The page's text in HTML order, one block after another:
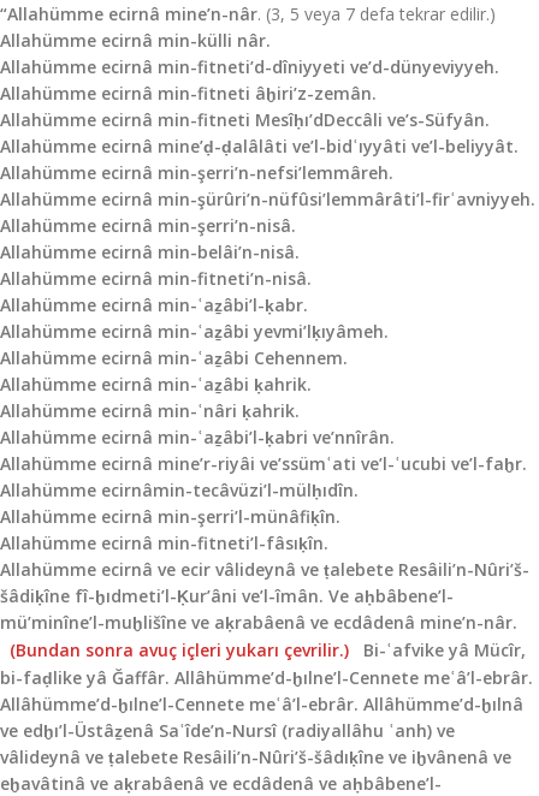
“Allahümme ecirnâ mine’n-nâr. (3, 5 veya 7 de­fa tekrar edilir.)
Allahümme ecirnâ min-külli nâr.
Allahümme ecirnâ min-fitneti’d-dîniyyeti ve’d-dünyeviyyeh.
Allahümme ecirnâ min-fitneti âḫiri’z-zemân.
Allahümme ecirnâ min-fitneti Mesîḥı’dDeccâli ve’s-Süfyân.
Allahümme ecirnâ mine’ḍ-ḍalâlâti ve’l-bidʿıyyâti ve’l-beliyyât.
Allahümme ecirnâ min-şerri’n-nefsi’lemmâreh.
Allahümme ecirnâ min-şürûri’n-nüfûsi’lemmârâti’l-firʿavniyyeh.
Allahümme ecirnâ min-şerri’n-nisâ.
Allahümme ecirnâ min-belâi’n-nisâ.
Allahümme ecirnâ min-fitneti’n-nisâ.
Allahümme ecirnâ min-ʿaẕâbi’l-ḳabr.
Allahümme ecirnâ min-ʿaẕâbi yevmi’lḳıyâmeh.
Allahümme ecirnâ min-ʿaẕâbi Cehennem.
Allahümme ecirnâ min-ʿaẕâbi ḳahrik.
Allahümme ecirnâ min-ʿnâri ḳahrik.
Allahümme ecirnâ min-ʿaẕâbi’l-ḳabri ve’nnîrân.
Allahümme ecirnâ mine’r-riyâi ve’ssümʿati ve’l-ʿucubi ve’l-faḫr.
Allahümme ecirnâmin-tecâvüzi’l-mülḥıdîn.
Allahümme ecirnâ min-şerri’l-münâfiḳîn.
Allahümme ecirnâ min-fitneti’l-fâsıḳîn.
Allahümme ecirnâ ve ecir vâlideynâ ve ṭalebete Resâili’n-Nûri’š-
šâdiḳîne fî-ḫıdmeti’l-Ḳur’âni ve’l-îmân. Ve aḥbâbene’l-
mü’minîne’l-muḫlišîne ve aḳrabâenâ ve ecdâdenâ mine’n-nâr.
(Bundan son­ra avuç içleri yukarı çevrilir.)
Bi-ʿafvike yâ Mücîr,
bi-faḍlike yâ Ğaffâr. Allâhümme’d-ḫılne’l-Cennete meʿâ’l-ebrâr.
Allâhümme’d-ḫılne’l-Cennete meʿâ’l-ebrâr. Allâhümme’d-ḫılnâ
ve edḫı’l-Üstâẕenâ Saʿîde’n-Nursî (radiyallâhu ʿanh) ve
vâlideynâ ve ṭalebete Resâili’n-Nûri’š-šâdıḳîne ve iḫvânenâ ve
eḫavâtinâ ve aḳrabâenâ ve ecdâdenâ ve aḥbâbene’l-